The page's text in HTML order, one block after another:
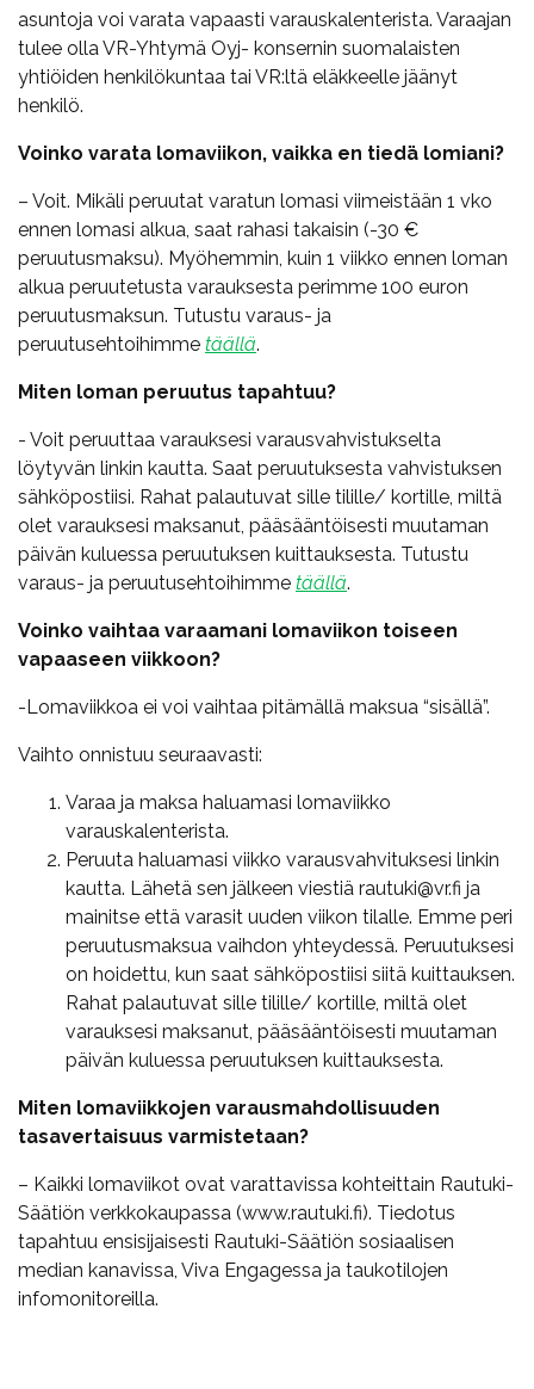
asuntoja voi varata vapaasti varauskalenterista. Varaajan
tulee olla VR-Yhtymä Oyj- konsernin suomalaisten
yhtiöiden henkilökuntaa tai VR:ltä eläkkeelle jäänyt
henkilö.
Voinko varata lomaviikon, vaikka en tiedä lomiani?
– Voit. Mikäli peruutat varatun lomasi viimeistään 1 vko
ennen lomasi alkua, saat rahasi takaisin (-30 €
peruutusmaksu). Myöhemmin, kuin 1 viikko ennen loman
alkua peruutetusta varauksesta perimme 100 euron
peruutusmaksun. Tutustu varaus- ja
peruutusehtoihimme täällä.
Miten loman peruutus tapahtuu?
- Voit peruuttaa varauksesi varausvahvistukselta
löytyvän linkin kautta. Saat peruutuksesta vahvistuksen
sähköpostiisi. Rahat palautuvat sille tilille/ kortille, miltä
olet varauksesi maksanut, pääsääntöisesti muutaman
päivän kuluessa peruutuksen kuittauksesta. Tutustu
varaus- ja peruutusehtoihimme täällä.
Voinko vaihtaa varaamani lomaviikon toiseen
vapaaseen viikkoon?
-Lomaviikkoa ei voi vaihtaa pitämällä maksua “sisällä”.
Vaihto onnistuu seuraavasti:
Varaa ja maksa haluamasi lomaviikko
varauskalenterista.
Peruuta haluamasi viikko varausvahvituksesi linkin
kautta. Lähetä sen jälkeen viestiä rautuki@vr.fi ja
mainitse että varasit uuden viikon tilalle. Emme peri
peruutusmaksua vaihdon yhteydessä. Peruutuksesi
on hoidettu, kun saat sähköpostiisi siitä kuittauksen.
Rahat palautuvat sille tilille/ kortille, miltä olet
varauksesi maksanut, pääsääntöisesti muutaman
päivän kuluessa peruutuksen kuittauksesta.
Miten lomaviikkojen varausmahdollisuuden
tasavertaisuus varmistetaan?
– Kaikki lomaviikot ovat varattavissa kohteittain Rautuki-
Säätiön verkkokaupassa (www.rautuki.fi). Tiedotus
tapahtuu ensisijaisesti Rautuki-Säätiön sosiaalisen
median kanavissa, Viva Engagessa ja taukotilojen
infomonitoreilla.